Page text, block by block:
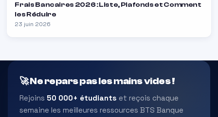
Frais Bancaires 2026 : Liste, Plafonds et Comment
les Réduire
23 juin 2026
🚀 Ne repars pas les mains vides !
Rejoins 50 000+ étudiants et reçois chaque
semaine les meilleures ressources BTS Banque